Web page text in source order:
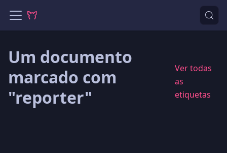
Um documento
marcado com
"reporter"
Ver todas
as
etiquetas